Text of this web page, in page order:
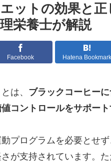
ットの効果と
栄養士が解説
Facebook Hatena Bookmark
は、 ブラックコーヒー
コントロールをサポー
プログラムを必要とせ
が支持されています。た